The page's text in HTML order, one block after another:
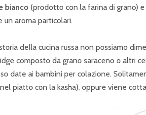
bianco (prodotto con la farina di grano) e
un aroma particolari.
della cucina russa non possiamo
composto da grano saraceno o altri
date ai bambini per colazione.
piatto con la kasha), oppure viene